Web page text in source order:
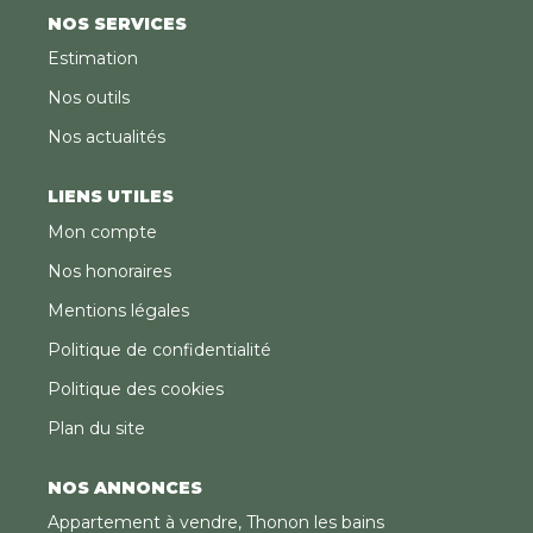
NOS SERVICES
Estimation
Nos outils
Nos actualités
LIENS UTILES
Mon compte
Nos honoraires
Mentions légales
Politique de confidentialité
Politique des cookies
Plan du site
NOS ANNONCES
Appartement à vendre, Thonon les bains